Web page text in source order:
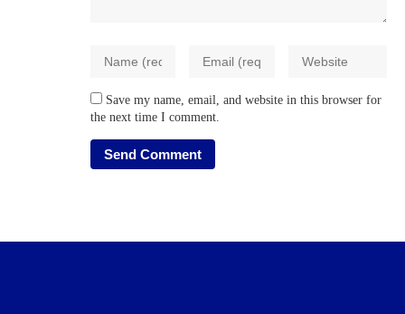
Save my name, email, and website in this browser for
the next time I comment.